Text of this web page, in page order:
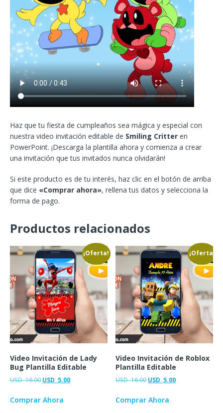
Haz que tu fiesta de cumpleaños sea mágica y especial con
nuestra video invitación editable de Smiling Critter en
PowerPoint. ¡Descarga la plantilla ahora y comienza a crear
una invitación que tus invitados nunca olvidarán!
Si este producto es de tu interés, haz clic en el botón de arriba
que dice «Comprar ahora», rellena tus datos y selecciona la
forma de pago.
Productos relacionados
¡Oferta!
Video Invitación de Lady
Bug Plantilla Editable
USD16.00 USD 5.00
Comprar Ahora
¡Oferta!
Video Invitación de Roblox
Plantilla Editable
USD16.00 USD 5.00
Comprar Ahora